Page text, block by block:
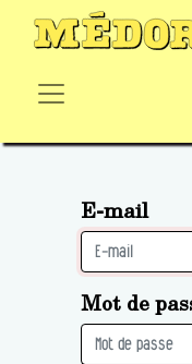
E-mail
Mot de